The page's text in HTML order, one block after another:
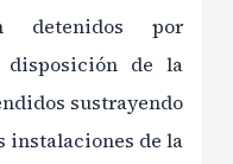
detenidos por
disposición de la
sustrayendo
instalaciones de la